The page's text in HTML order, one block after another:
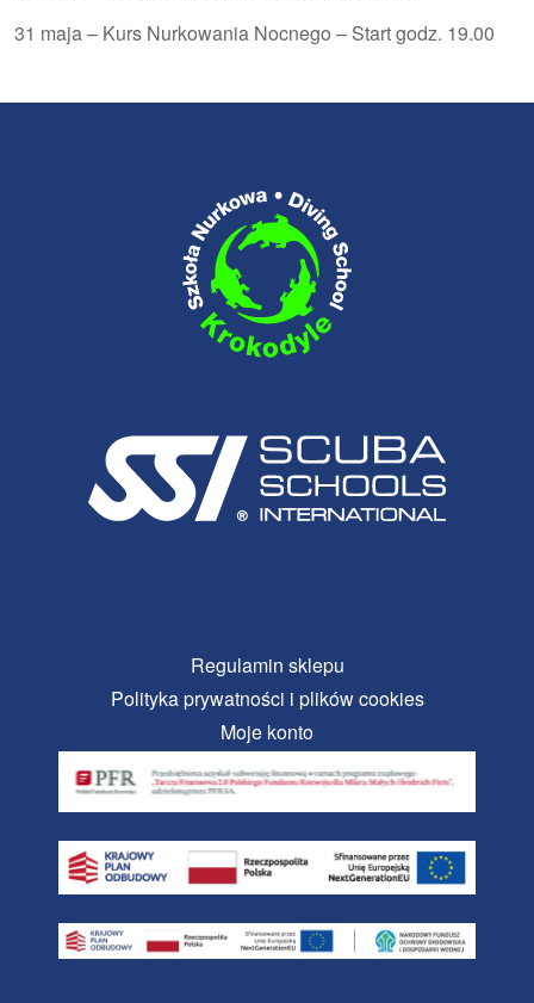
31 maja – Kurs Nurkowania Nocnego – Start godz. 19.00
Regulamin sklepu
Polityka prywatności i plików cookies
Moje konto